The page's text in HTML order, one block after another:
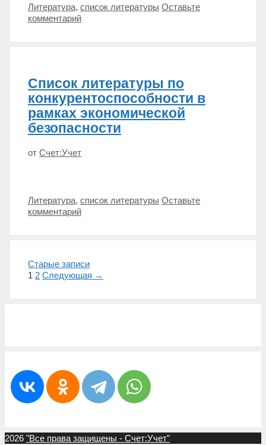
Метки
Литература, список литературы Оставьте
комментарий
Список литературы по
конкурентоспособности в
рамках экономической
безопасности
от Счет:Учет
Метки
Литература, список литературы Оставьте
комментарий
Навигация
записи
Старые записи
1 2 Следующая →
2026 "Все права защищены - Счет:Учет"